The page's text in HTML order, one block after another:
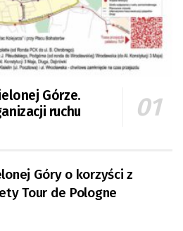
Górze.
ruchu
Góry o korzyści z
Tour de Pologne